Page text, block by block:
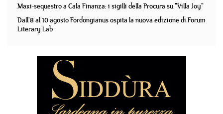
Maxi-sequestro a Cala Finanza: i sigilli della Procura su "Villa Joy"
Dall'8 al 10 agosto Fordongianus ospita la nuova edizione di Forum
Literary Lab